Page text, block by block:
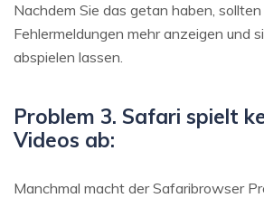
Nachdem Sie das getan haben,
Fehlermeldungen mehr anzeigen und
abspielen lassen.
Problem 3. Safari spielt
Videos ab:
Manchmal macht der Safaribrowser